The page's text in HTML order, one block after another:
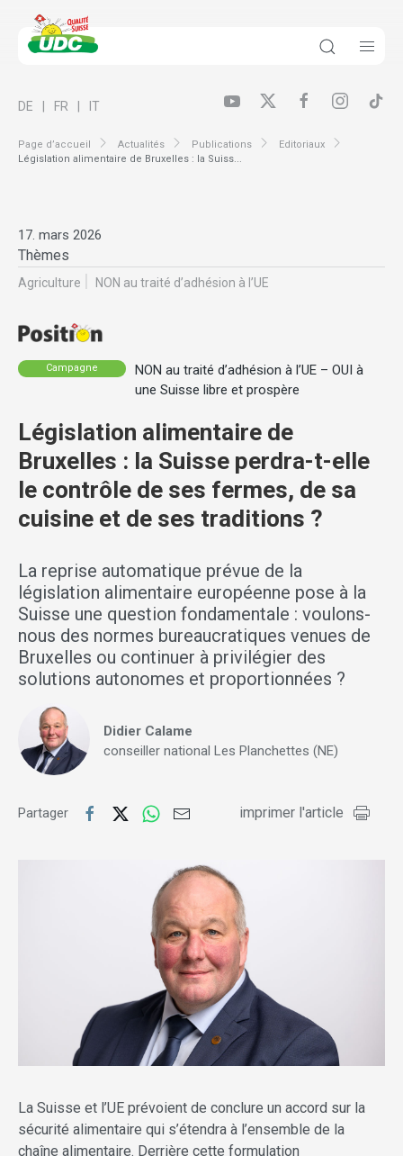
Page d’accueil Actualités Publications
Editoriaux
Législation alimentaire de Bruxelles : la Suiss...
DE FR IT
17. mars 2026
Thèmes
Agriculture NON au traité d’adhésion à l’UE
Campagne
NON au traité d’adhésion à l’UE – OUI à
une Suisse libre et prospère
Législation alimentaire de
Bruxelles : la Suisse perdra-t-elle
le contrôle de ses fermes, de sa
cuisine et de ses traditions ?
La reprise automatique prévue de la
législation alimentaire européenne pose à la
Suisse une question fondamentale : voulons-
nous des normes bureaucratiques venues de
Bruxelles ou continuer à privilégier des
solutions autonomes et proportionnées ?
Didier Calame
conseiller national Les Planchettes (NE)
Partager imprimer l'article
La Suisse et l’UE prévoient de conclure un accord sur la
sécurité alimentaire qui s’étendra à l’ensemble de la
chaîne alimentaire. Derrière cette formulation